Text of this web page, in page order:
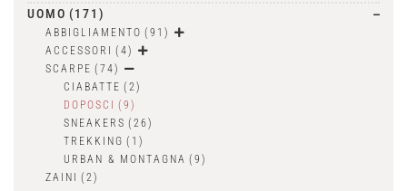
UOMO (171)
ABBIGLIAMENTO (91)
ACCESSORI
(4)
SCARPE (74)
CIABATTE (2)
DOPOSCI
(9)
SNEAKERS (26)
TREKKING (1)
URBAN & MONTAGNA (9)
ZAINI
(2)